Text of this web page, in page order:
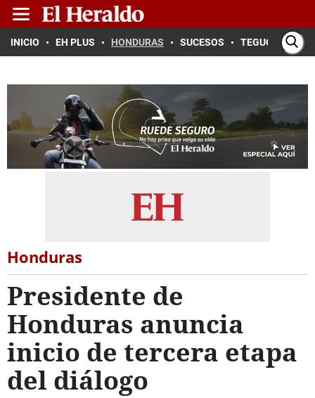
INICIO EH PLUS HONDURAS SUCESOS TEGUCIGALPA
Honduras
Presidente de
Honduras anuncia
inicio de tercera etapa
del diálogo